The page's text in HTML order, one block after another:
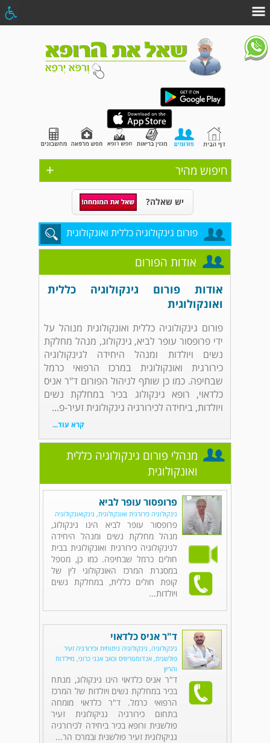
+ חיפוש מהיר
יש שאלה?
פורום גינקולוגיה כללית ואונקולוגית
אודות הפורום
אודות פורום גינקולוגיה כללית
ואונקולוגית
פורום גינקולוגיה כללית ואונקולוגית מנוהל על
ידי פרופסור עופר לביא, גינקולוג, מנהל מחלקת
נשים ויולדות ומנהל היחידה לגינקולוגיה
כירורגית ואונקולוגית במרכז הרפואי כרמל
שבחיפה. כמו כן שותף לניהול הפורום ד"ר אניס
כלדאוי, רופא גינקולוג בכיר במחלקת נשים
ויולדות, ביחידה לכירורגיה גינקולוגית זעיר-פ...
קרא עוד...
מנהלי פורום גינקולוגיה כללית
ואונקולוגית
פרופסור עופר לביא
גינקולוגיה כירורגית ואונקולוגית, גינקואונקולוגיה
פרופסור עופר לביא הינו גינקולוג,
מנהל מחלקת נשים ומנהל היחידה
לגינקולוגיה כירורגית ואונקולוגית בבית
חולים כרמל שבחיפה. כמו כן, מטפל
במסגרת המרכז האונקולוגי לין של
קופת חולים כללית, במחלקת נשים
ויולדות...
ד"ר אניס כלדאוי
גינקולוגיה, גינקולוגיה ניתוחית וכירורגיה זעיר
פולשנית, אנדומטריוזיס וכאב אגני כרוני, מיילדות
והריון
ד"ר אניס כלדאוי הינו גינקולוג, מנתח
בכיר במחלקת נשים ויולדות של המרכז
הרפואי כרמל. ד"ר כלדאוי מומחה
בתחום כירורגיה גניקולוגית זעיר
פולשנית ורופא בכיר ביחידה לכירורגיה
גניקולוגית זעיר פולשנית ובמרכז הר...